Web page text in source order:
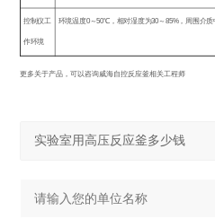
控制仪工
作环境
环境温度0～50℃ ，相对湿度为30 ～85%，周围介质
更多关于产品，可以咨询威海自控反应釜相关工程师